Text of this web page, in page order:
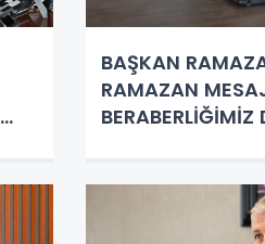
BAŞKAN
RAMAZAN